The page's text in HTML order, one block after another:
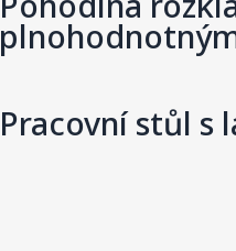
Pracovní stůl s